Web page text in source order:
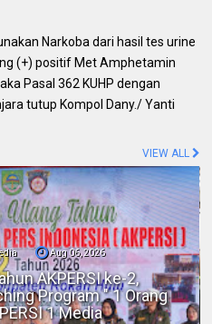
Narkoba dari hasil tes urine
(+) positif Met Amphetamin
Pasal 362 KUHP dengan
tutup Kompol Dany./ Yanti
VIEW ALL
Aug 06, 2026
Pemkab Inhil dan
Sinergi Tangani
di Tembilahan